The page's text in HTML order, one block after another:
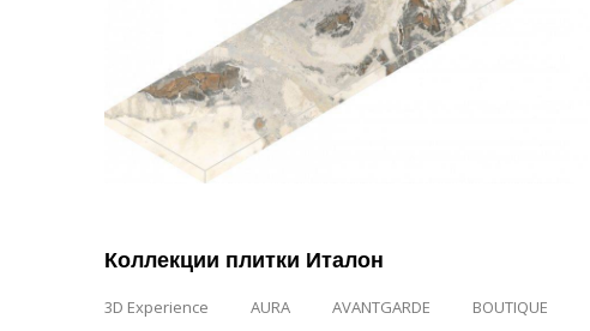
Коллекции плитки Италон
3D Experience AURA AVANTGARDE BOUTIQUE